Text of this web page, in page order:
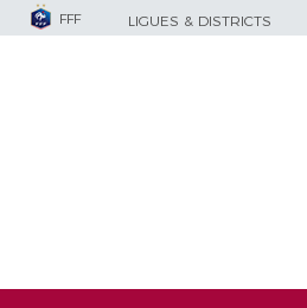
FFF LIGUES & DISTRICTS